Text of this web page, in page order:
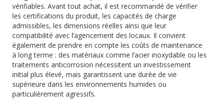
vérifiables. Avant tout achat, il est recommandé de vérifier
les certifications du produit, les capacités de charge
admissibles, les dimensions réelles ainsi que leur
compatibilité avec l’agencement des locaux. Il convient
également de prendre en compte les coûts de maintenance
à long terme : des matériaux comme l’acier inoxydable ou les
traitements anticorrosion nécessitent un investissement
initial plus élevé, mais garantissent une durée de vie
supérieure dans les environnements humides ou
particulièrement agressifs.